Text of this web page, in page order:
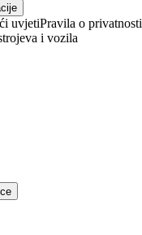
uvjetiPravila o privatnosti
i vozila